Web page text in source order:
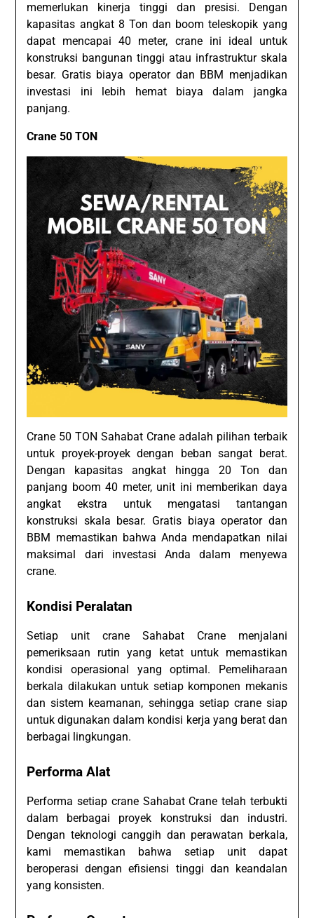
memerlukan kinerja tinggi dan presisi. Dengan
kapasitas angkat 8 Ton dan boom teleskopik yang
dapat mencapai 40 meter, crane ini ideal untuk
konstruksi bangunan tinggi atau infrastruktur skala
besar. Gratis biaya operator dan BBM menjadikan
investasi ini lebih hemat biaya dalam jangka
panjang.
Crane 50 TON
Crane 50 TON Sahabat Crane adalah pilihan terbaik
untuk proyek-proyek dengan beban sangat berat.
Dengan kapasitas angkat hingga 20 Ton dan
panjang boom 40 meter, unit ini memberikan daya
angkat ekstra untuk mengatasi tantangan
konstruksi skala besar. Gratis biaya operator dan
BBM memastikan bahwa Anda mendapatkan nilai
maksimal dari investasi Anda dalam menyewa
crane.
Kondisi Peralatan
Setiap unit crane Sahabat Crane menjalani
pemeriksaan rutin yang ketat untuk memastikan
kondisi operasional yang optimal. Pemeliharaan
berkala dilakukan untuk setiap komponen mekanis
dan sistem keamanan, sehingga setiap crane siap
untuk digunakan dalam kondisi kerja yang berat dan
berbagai lingkungan.
Performa Alat
Performa setiap crane Sahabat Crane telah terbukti
dalam berbagai proyek konstruksi dan industri.
Dengan teknologi canggih dan perawatan berkala,
kami memastikan bahwa setiap unit dapat
beroperasi dengan efisiensi tinggi dan keandalan
yang konsisten.